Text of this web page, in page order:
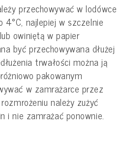
przechowywać w lodówce
najlepiej w szczelnie
owiniętą w papier
być przechowywana dłużej
trwałości można ją
pakowanym
w zamrażarce przez
należy zużyć
i nie zamrażać ponownie.